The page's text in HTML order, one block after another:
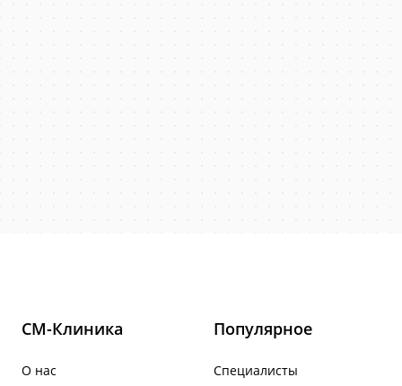
СМ-Клиника
О нас
Популярное
Специалисты